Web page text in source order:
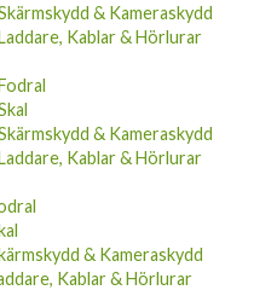
& Kameraskydd
Kablar & Hörlurar
& Kameraskydd
Kablar & Hörlurar
& Kameraskydd
Kablar & Hörlurar